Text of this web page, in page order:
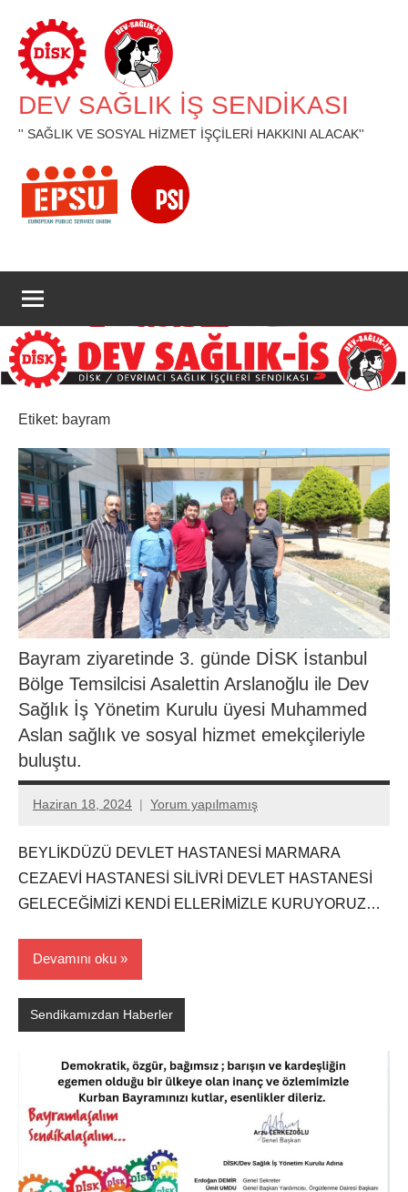
geç
DEV SAĞLIK İŞ SENDİKASI
'' SAĞLIK VE SOSYAL HİZMET İŞÇİLERİ HAKKINI ALACAK''
Etiket: bayram
Bayram ziyaretinde 3. günde DİSK İstanbul
Bölge Temsilcisi Asalettin Arslanoğlu ile Dev
Sağlık İş Yönetim Kurulu üyesi Muhammed
Aslan sağlık ve sosyal hizmet emekçileriyle
buluştu.
Haziran 18, 2024
Aksu
Yorum yapılmamış
BEYLİKDÜZÜ DEVLET HASTANESİ MARMARA
CEZAEVİ HASTANESİ SİLİVRİ DEVLET HASTANESİ
GELECEĞİMİZİ KENDİ ELLERİMİZLE KURUYORUZ…
Devamını oku
Sendikamızdan Haberler